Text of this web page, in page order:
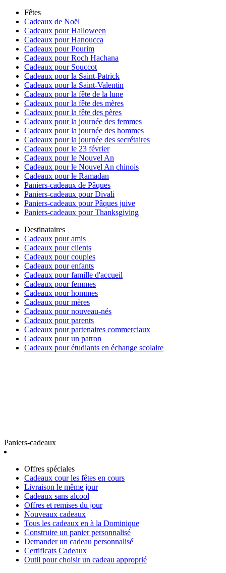
Fêtes
Cadeaux de Noël
Cadeaux pour Halloween
Cadeaux pour Hanoucca
Cadeaux pour Pourim
Cadeaux pour Roch Hachana
Cadeaux pour Souccot
Cadeaux pour la Saint-Patrick
Cadeaux pour la Saint-Valentin
Cadeaux pour la fête de la lune
Cadeaux pour la fête des mères
Cadeaux pour la fête des pères
Cadeaux pour la journée des femmes
Cadeaux pour la journée des hommes
Cadeaux pour la journée des secrétaires
Cadeaux pour le 23 février
Cadeaux pour le Nouvel An
Cadeaux pour le Nouvel An chinois
Cadeaux pour le Ramadan
Paniers-cadeaux de Pâques
Paniers-cadeaux pour Divali
Paniers-cadeaux pour Pâques juive
Paniers-cadeaux pour Thanksgiving
Destinataires
Cadeaux pour amis
Cadeaux pour clients
Cadeaux pour couples
Cadeaux pour enfants
Cadeaux pour famille d'accueil
Cadeaux pour femmes
Cadeaux pour hommes
Cadeaux pour mères
Cadeaux pour nouveau-nés
Cadeaux pour parents
Cadeaux pour partenaires commerciaux
Cadeaux pour un patron
Cadeaux pour étudiants en échange scolaire
Paniers-cadeaux
Offres spéciales
Cadeaux cour les fêtes en cours
Livraison le même jour
Cadeaux sans alcool
Offres et remises du jour
Nouveaux cadeaux
Tous les cadeaux en à la Dominique
Construire un panier personnalisé
Demander un cadeau personnalisé
Certificats Cadeaux
Outil pour choisir un cadeau approprié